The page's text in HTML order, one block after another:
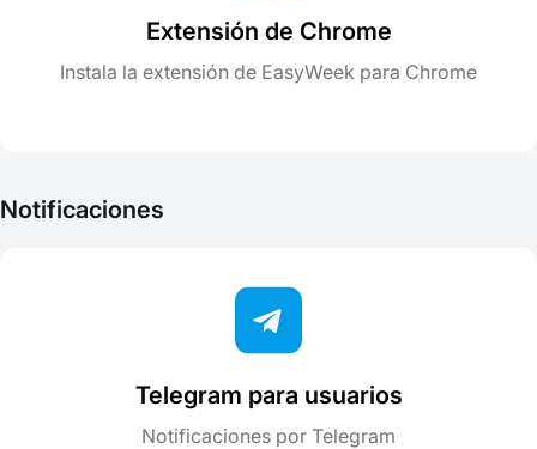
Extensión de Chrome
Instala la extensión de EasyWeek para Chrome
Notificaciones
Telegram para usuarios
Notificaciones por Telegram